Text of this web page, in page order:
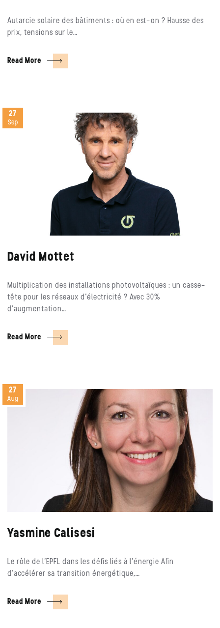
Autarcie solaire des bâtiments : où en est-on ? Hausse des
prix, tensions sur le…
Read More
27
Sep
David Mottet
Multiplication des installations photovoltaïques : un casse-
tête pour les réseaux d’électricité ? Avec 30%
d’augmentation…
Read More
27
Aug
Yasmine Calisesi
Le rôle de l’EPFL dans les défis liés à l’énergie Afin
d’accélérer sa transition énergétique,…
Read More